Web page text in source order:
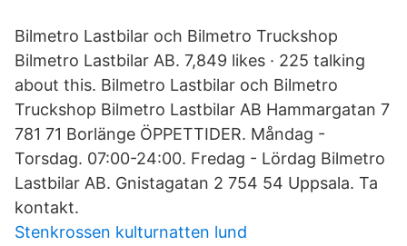
Bilmetro Lastbilar och Bilmetro Truckshop
Bilmetro Lastbilar AB. 7,849 likes · 225 talking
about this. Bilmetro Lastbilar och Bilmetro
Truckshop Bilmetro Lastbilar AB Hammargatan 7
781 71 Borlänge ÖPPETTIDER. Måndag -
Torsdag. 07:00-24:00. Fredag - Lördag Bilmetro
Lastbilar AB. Gnistagatan 2 754 54 Uppsala. Ta
kontakt.
Stenkrossen kulturnatten lund